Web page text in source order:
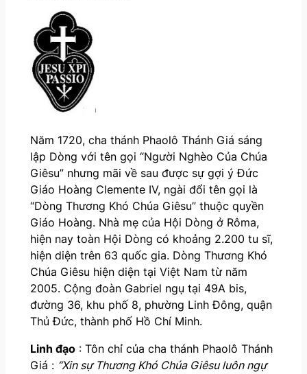
Năm 1720, cha thánh Phaolô Thánh Giá sáng
lập Dòng với tên gọi “Người Nghèo Của Chúa
Giêsu” nhưng mãi về sau được sự gợi ý Đức
Giáo Hoàng Clemente IV, ngài đổi tên gọi là
“Dòng Thương Khó Chúa Giêsu” thuộc quyền
Giáo Hoàng. Nhà mẹ của Hội Dòng ở Rôma,
hiện nay toàn Hội Dòng có khoảng 2.200 tu sĩ,
hiện diện trên 63 quốc gia. Dòng Thương Khó
Chúa Giêsu hiện diện tại Việt Nam từ năm
2005. Cộng đoàn Gabriel ngụ tại 49A bis,
đường 36, khu phố 8, phường Linh Đông, quận
Thủ Đức, thành phố Hồ Chí Minh.
Linh đạo: Tôn chỉ của cha thánh Phaolô Thánh
Giá : “Xin sự Thương Khó Chúa Giêsu luôn ngự